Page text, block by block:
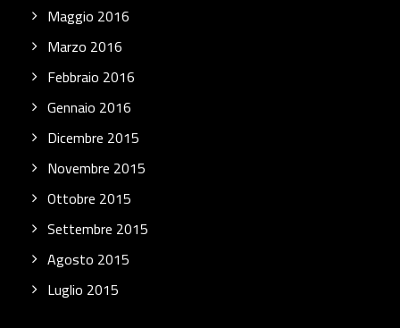
Maggio 2016
Marzo 2016
Febbraio 2016
Gennaio 2016
Dicembre 2015
Novembre 2015
Ottobre 2015
Settembre 2015
Agosto 2015
Luglio 2015